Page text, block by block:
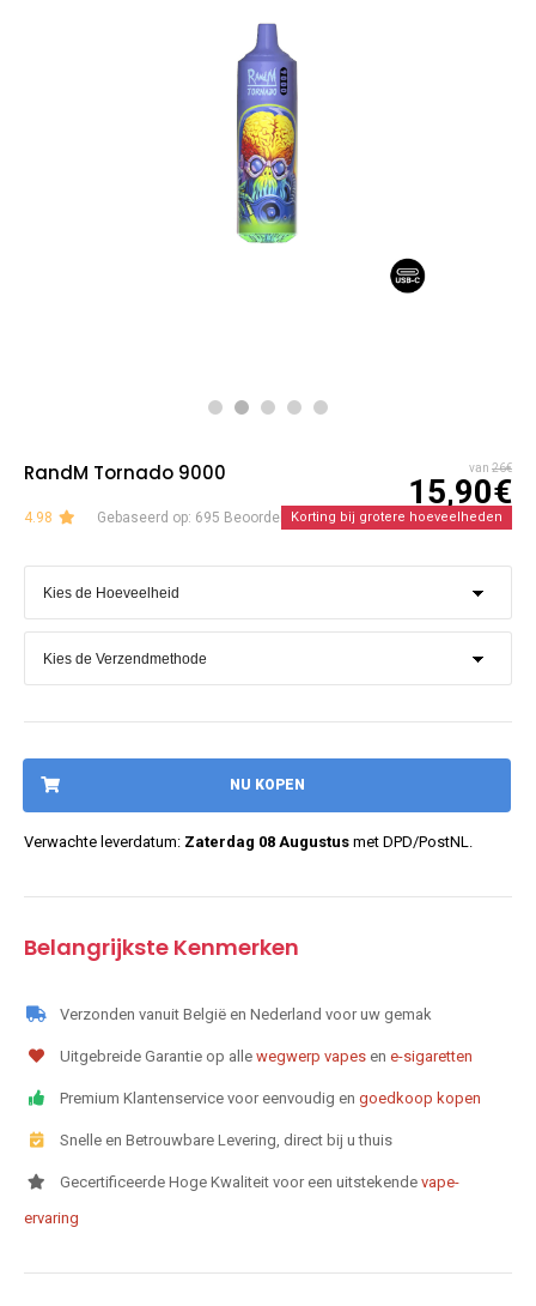
RandM Tornado 9000 van 26€
15,90€
4.98 Gebaseerd op: 695 BeoordelingenKorting bij grotere hoeveelheden
NU KOPEN
Verwachte leverdatum: Zaterdag 08 Augustus met DPD/PostNL.
Belangrijkste Kenmerken
Verzonden vanuit België en Nederland voor uw gemak
Uitgebreide Garantie op alle wegwerp vapes en e-sigaretten
Premium Klantenservice voor eenvoudig en goedkoop kopen
Snelle en Betrouwbare Levering, direct bij u thuis
Gecertificeerde Hoge Kwaliteit voor een uitstekende vape-
ervaring